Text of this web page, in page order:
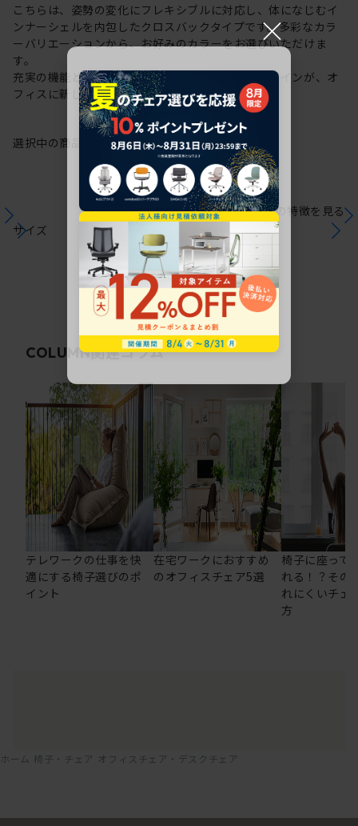
こちらは、姿勢の変化にフレキシブルに対応し、体になじむイ
ンナーシェルを内包したクロスバックタイプです。多彩なカラ
ーバリエーションから、お好みのカラーをお選びいただけま
す。
充実の機能と一体となった透明感のある美しいデザインが、オ
フィスに新しい風を運びます。
選択中の商品情報 保証注意事項
サイズ
シリーズの特徴を見る
COLUMN関連コラム
テレワークの仕事を快
適にする椅子選びのポ
イント
在宅ワークにおすすめ
のオフィスチェア5選
椅子に座って
れる！？その
れにくいチェ
方
ホーム 椅子・チェア オフィスチェア・デスクチェア
×